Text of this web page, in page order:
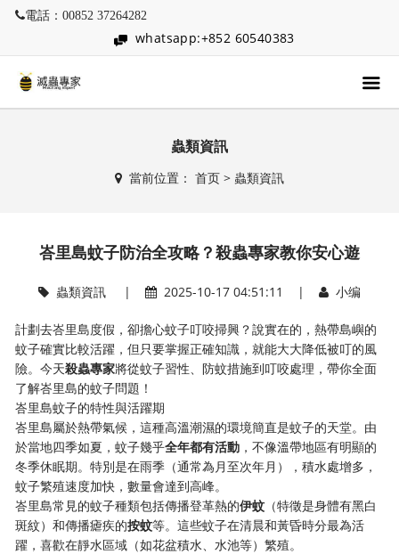
電話：00852 37264282
whatsapp:+852 60540383
蟲類資訊
當前位置： 首页> 蟲類資訊
峇里島蚊子防治全攻略？殺蟲專家教你安心遊
蟲類資訊| 2025-10-17 04:51:11 | 小编
計劃去峇里島度假，卻擔心蚊子叮咬掃興？說實在的，熱帶島嶼的
蚊子確實比較活躍，但只要掌握正確知識，就能大大降低被叮的風
險。今天​​殺蟲專家​​將從蚊子習性、防蚊措施到叮咬處理，帶你全面
了解峇里島的蚊子問題！
峇里島蚊子的特性與活躍期
峇里島屬於熱帶氣候，這種高溫潮濕的環境簡直是蚊子的天堂。由
於當地四季如夏，蚊子幾乎​​全年都有活動​ ​，不像溫帶地區有明顯的
冬季休眠期。特別是在雨季（通常為月至次年月），積水處增多，
蚊子繁殖速度加快，數量會達到高峰。
峇里島常見的蚊子種類包括傳播登革熱的​​伊蚊​​（特徵是身體有黑白
斑紋）和傳播瘧疾的​​按蚊​​等。這些蚊子在清晨和黃昏時分最為活
躍，喜歡在靜水區域（如花盆積水、水池等）繁殖。